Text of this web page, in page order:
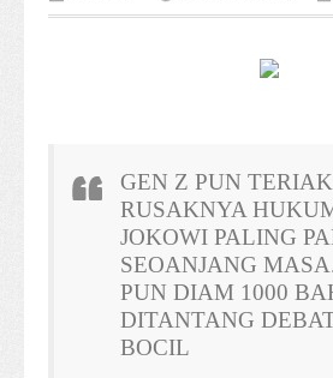
GEN Z PUN
RUSAKNYA
JOKOWI PALING
SEOANJANG
PUN DIAM 1000
DITANTANG
BOCIL